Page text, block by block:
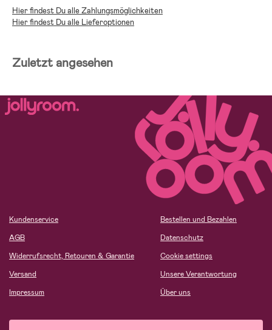
Hier findest Du alle Zahlungsmöglichkeiten
Hier findest Du alle Lieferoptionen
Zuletzt angesehen
Kundenservice
AGB
Widerrufsrecht, Retouren & Garantie
Versand
Impressum
Bestellen und Bezahlen
Datenschutz
Cookie settings
Unsere Verantwortung
Über uns